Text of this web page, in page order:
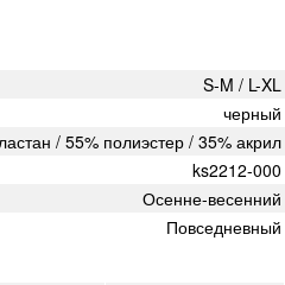
S-M / L-XL
черный
/ 55% полиэстер / 35% акрил
ks2212-000
Осенне-весенний
Повседневный